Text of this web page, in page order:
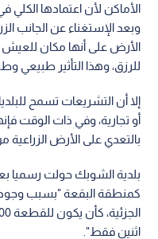
الأماكن لأن اعتمادها الكلي
وبعد الإستغناء عن الجانب
الأرض على أنها مكان
للرزق، وهذا التأثير طبيعي
إلا أن التشريعات تسمح
أو تجارية، وفي ذات الوقت
بالتعدي على الأرض الزراعية
بلدية الشوبك حولت رسميا
كمنطقة البقعة "بسبب
اثنين فقط".